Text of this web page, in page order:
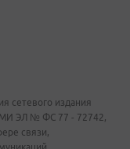
сетевого издания
ЭЛ № ФС 77 - 72742,
связи,